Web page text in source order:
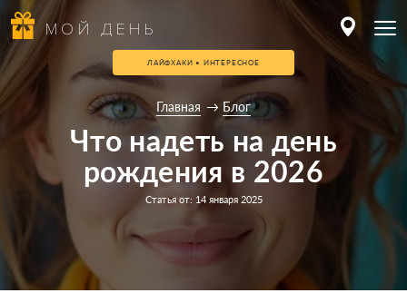
МОЙ ДЕНЬ
ЛАЙФХАКИ • ИНТЕРЕСНОЕ
Главная Блог
Что надеть на день
рождения в 2026
Статья от: 14 января 2025